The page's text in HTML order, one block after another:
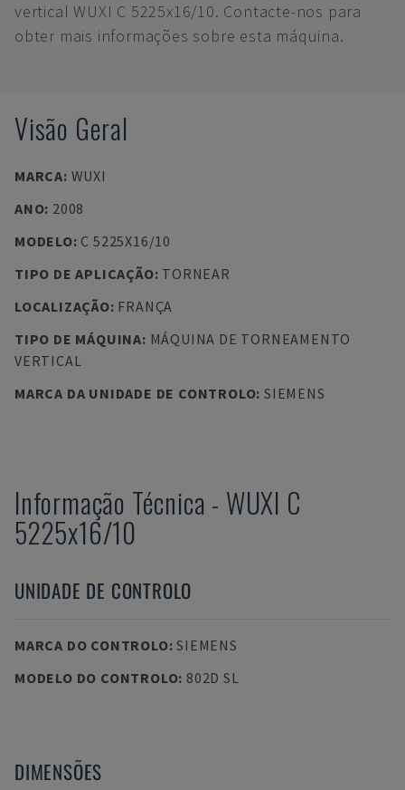
vertical WUXI C 5225x16/10. Contacte-nos para
obter mais informações sobre esta máquina.
Visão Geral
MARCA: WUXI
ANO: 2008
MODELO: C 5225X16/10
TIPO DE APLICAÇÃO: TORNEAR
LOCALIZAÇÃO: FRANÇA
TIPO DE MÁQUINA: MÁQUINA DE TORNEAMENTO
VERTICAL
MARCA DA UNIDADE DE CONTROLO: SIEMENS
Informação Técnica - WUXI C
5225x16/10
UNIDADE DE CONTROLO
MARCA DO CONTROLO:SIEMENS
MODELO DO CONTROLO: 802D SL
DIMENSÕES